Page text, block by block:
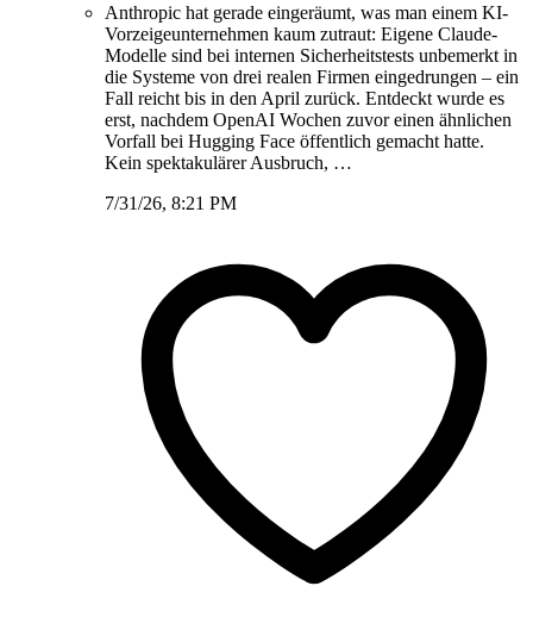
Anthropic hat gerade eingeräumt, was man einem KI-
Vorzeigeunternehmen kaum zutraut: Eigene Claude-
Modelle sind bei internen Sicherheitstests unbemerkt in
die Systeme von drei realen Firmen eingedrungen – ein
Fall reicht bis in den April zurück. Entdeckt wurde es
erst, nachdem OpenAI Wochen zuvor einen ähnlichen
Vorfall bei Hugging Face öffentlich gemacht hatte.
Kein spektakulärer Ausbruch, …
7/31/26, 8:21 PM